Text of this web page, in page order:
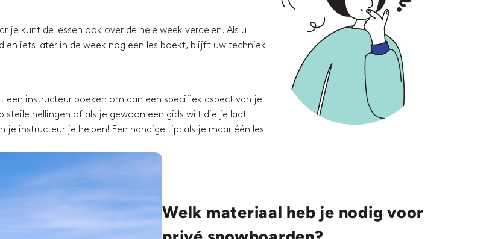
je kunt de lessen ook over de hele week verdelen. Als u
en iets later in de week nog een les boekt, blijft uw techniek
een instructeur boeken om aan een specifiek aspect van je
hellingen of als je gewoon een gids wilt die je laat
instructeur je helpen! Een handige tip: als je maar één les
Welk materiaal heb je nodig voor